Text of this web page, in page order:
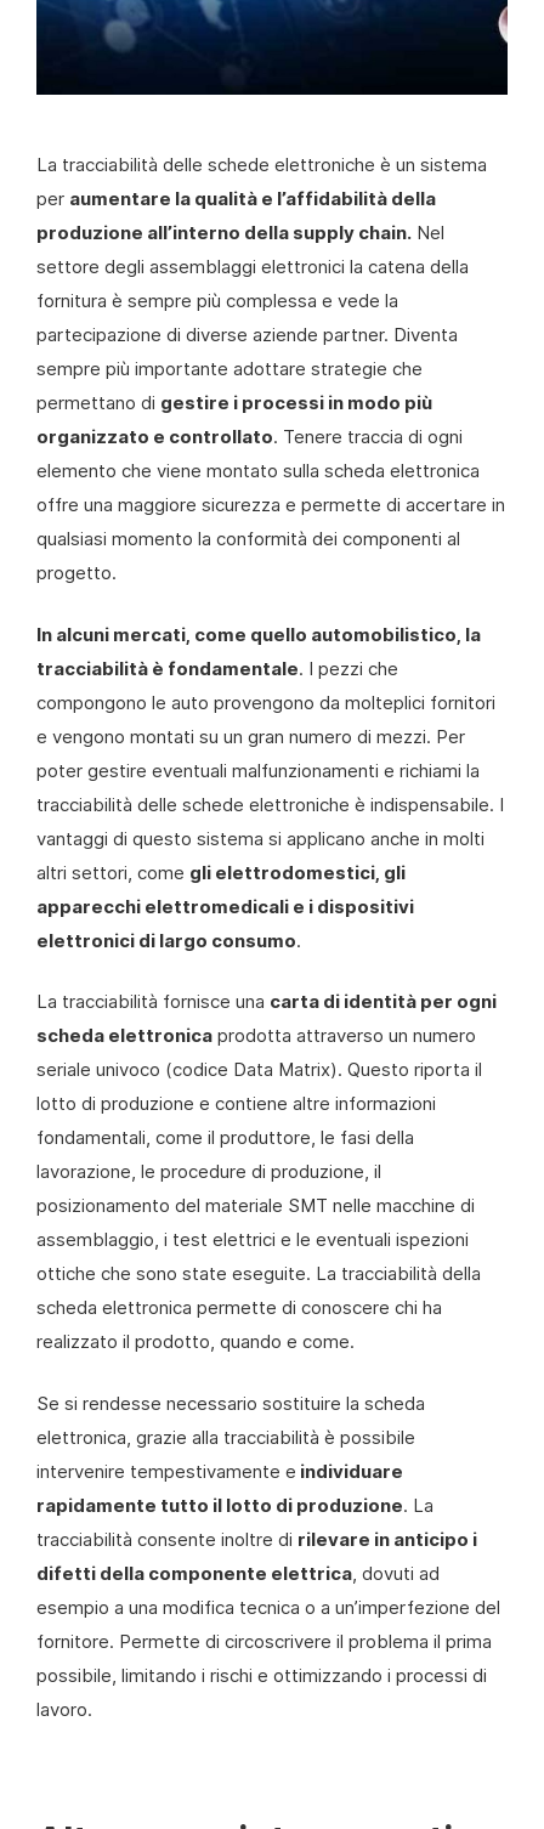
La tracciabilità delle schede elettroniche è un sistema
per aumentare la qualità e l’affidabilità della
produzione all’interno della supply chain. Nel
settore degli assemblaggi elettronici la catena della
fornitura è sempre più complessa e vede la
partecipazione di diverse aziende partner. Diventa
sempre più importante adottare strategie che
permettano di gestire i processi in modo più
organizzato e controllato. Tenere traccia di ogni
elemento che viene montato sulla scheda elettronica
offre una maggiore sicurezza e permette di accertare in
qualsiasi momento la conformità dei componenti al
progetto.
In alcuni mercati, come quello automobilistico, la
tracciabilità è fondamentale. I pezzi che
compongono le auto provengono da molteplici fornitori
e vengono montati su un gran numero di mezzi. Per
poter gestire eventuali malfunzionamenti e richiami la
tracciabilità delle schede elettroniche è indispensabile. I
vantaggi di questo sistema si applicano anche in molti
altri settori, come gli elettrodomestici, gli
apparecchi elettromedicali e i dispositivi
elettronici di largo consumo.
La tracciabilità fornisce una carta di identità per ogni
scheda elettronicaprodotta attraverso un numero
seriale univoco (codice Data Matrix). Questo riporta il
lotto di produzione e contiene altre informazioni
fondamentali, come il produttore, le fasi della
lavorazione, le procedure di produzione, il
posizionamento del materiale SMT nelle macchine di
assemblaggio, i test elettrici e le eventuali ispezioni
ottiche che sono state eseguite. La tracciabilità della
scheda elettronica permette di conoscere chi ha
realizzato il prodotto, quando e come.
Se si rendesse necessario sostituire la scheda
elettronica, grazie alla tracciabilità è possibile
intervenire tempestivamente e individuare
rapidamente tutto il lotto di produzione. La
tracciabilità consente inoltre di rilevare in anticipo i
difetti della componente elettrica, dovuti ad
esempio a una modifica tecnica o a un’imperfezione del
fornitore. Permette di circoscrivere il problema il prima
possibile, limitando i rischi e ottimizzando i processi di
lavoro.